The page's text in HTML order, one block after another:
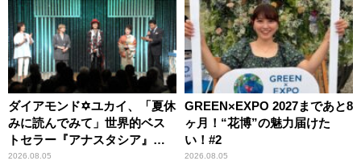
ダイアモンド✡ユカイ、「夏休
みに読んでみて」世界的ベス
トセラー『アナスタシア』を
紹介
2026.08.05
GREEN×EXPO 2027まであと8
ヶ月！“花博”の魅力届けた
い！#2
2026.08.05